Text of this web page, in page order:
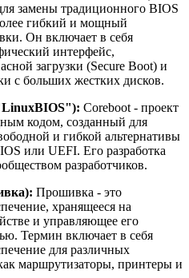
замены традиционного BIOS
гибкий и мощный
Он включает в себя
интерфейс,
загрузки (Secure Boot) и
с больших жестких дисков.
Coreboot - проект
кодом, созданный для
и гибкой альтернативы
или UEFI. Его разработка
разработчиков.
Прошивка - это
хранящееся на
и управляющее его
Термин включает в себя
для различных
маршрутизаторы, принтеры и